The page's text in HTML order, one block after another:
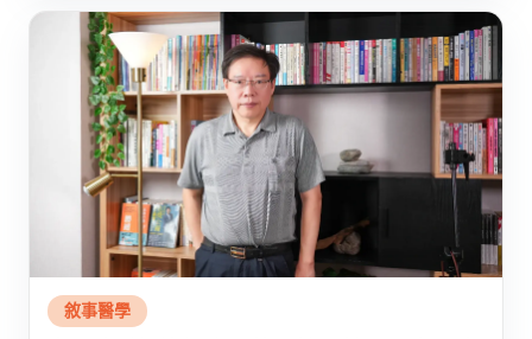
敘事醫學